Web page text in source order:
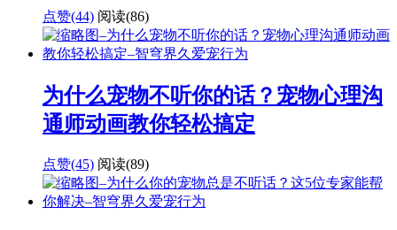
点赞(44) 阅读(86)
为什么宠物不听你的话？宠物心理沟
通师动画教你轻松搞定
点赞(45) 阅读(89)